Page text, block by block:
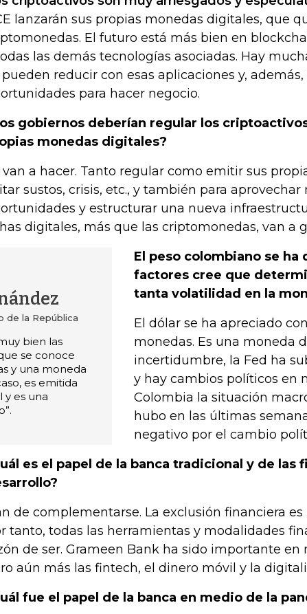
lanzarán sus propias monedas digitales, que
El futuro está más bien en
las demás tecnologías asociadas. Hay
pueden reducir con esas aplicaciones y,
para hacer negocio.
gobiernos deberían regular los
monedas digitales?
van a hacer. Tanto regular como emitir sus
sustos, crisis, etc., y también para aprovechar
y estructurar una nueva
digitales, más que las criptomonedas, van a
de la República
bien las
se conoce
y una moneda
es emitida
y es una
El peso colombiano se ha
factores cree que
tanta volatilidad en la
El dólar se ha apreciado
monedas. Es una moneda
incertidumbre, la Fed ha
y hay cambios políticos en
Colombia la situación
hubo en las últimas
negativo por el cambio
es el papel de la banca tradicional y de las
de complementarse. La exclusión financiera
tanto, todas las herramientas y modalidades
de ser. Grameen Bank ha sido importante en
aún más las fintech, el dinero móvil y la
fue el papel de la banca en medio de la